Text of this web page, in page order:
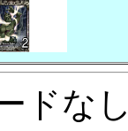
ドな